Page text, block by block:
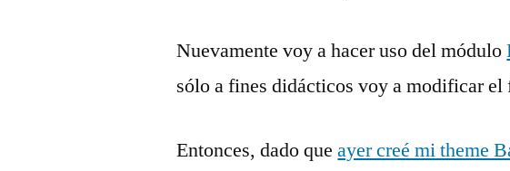
Nuevamente voy a hacer uso del módulo
sólo a fines didácticos voy a modificar el
Entonces, dado queayer creé mi theme